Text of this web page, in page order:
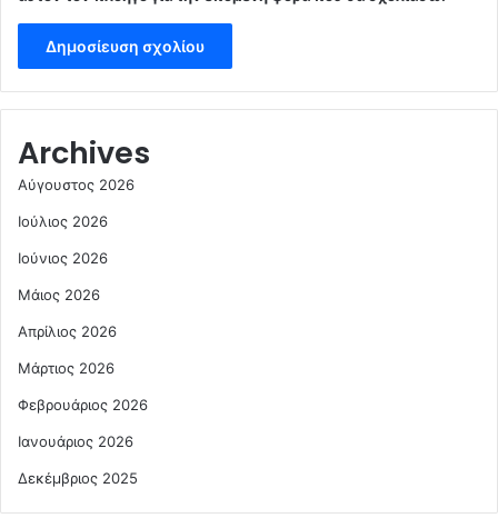
Archives
Αύγουστος 2026
Ιούλιος 2026
Ιούνιος 2026
Μάιος 2026
Απρίλιος 2026
Μάρτιος 2026
Φεβρουάριος 2026
Ιανουάριος 2026
Δεκέμβριος 2025